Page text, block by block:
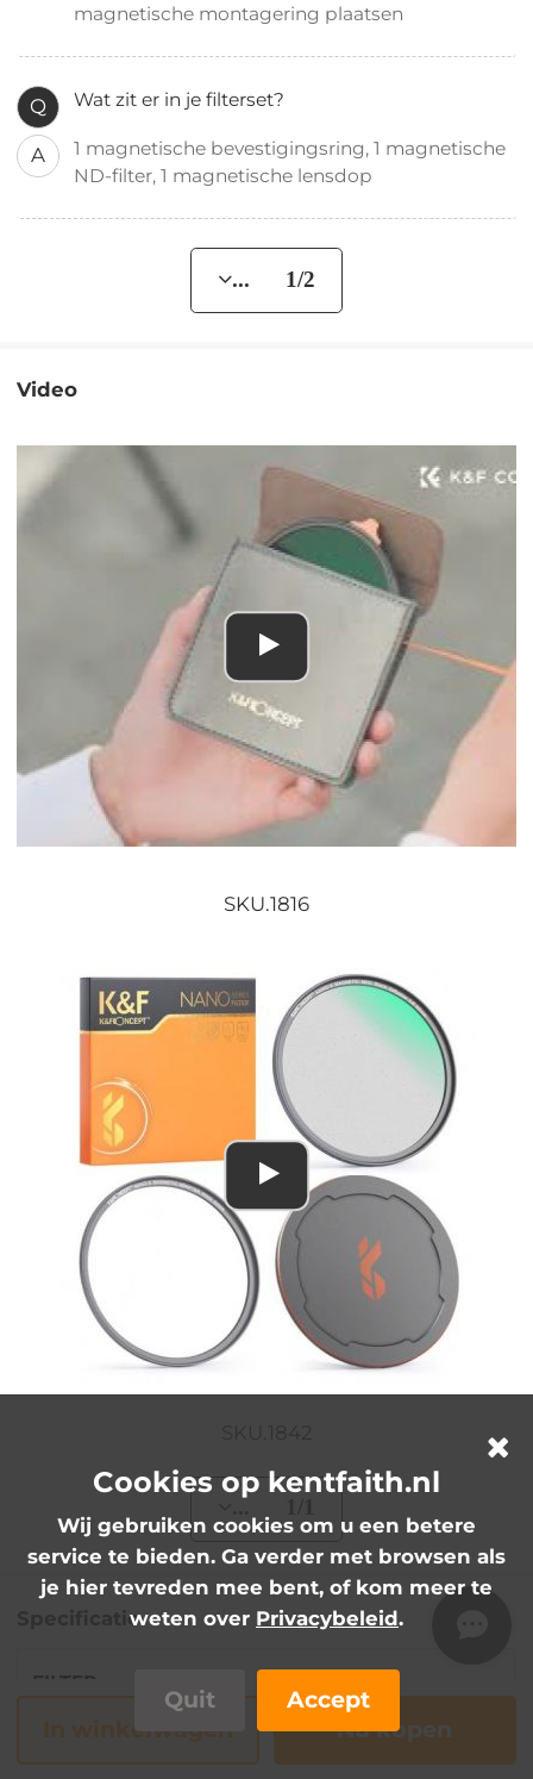
magnetische montagering plaatsen
Q Wat zit er in je filterset?
A
1 magnetische bevestigingsring, 1 magnetische
ND-filter, 1 magnetische lensdop
... 1/2
Video
SKU.1816
Specificatie
FILTER
In winkelwagen Nu kopen
Cookies op kentfaith.nl
Wij gebruiken cookies om u een betere
service te bieden. Ga verder met browsen als
je hier tevreden mee bent, of kom meer te
weten over Privacybeleid.
Quit Accept